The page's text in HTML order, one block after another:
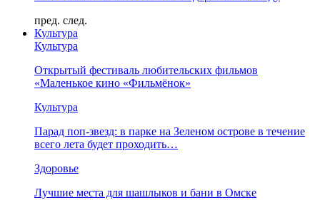
пред. след.
Культура
Культура
Открытый фестиваль любительских фильмов
«Маленькое кино «Фильмёнок»
Культура
Парад поп-звезд: в парке на Зеленом острове в течение
всего лета будет проходить…
Здоровье
Лучшие места для шашлыков и бани в Омске